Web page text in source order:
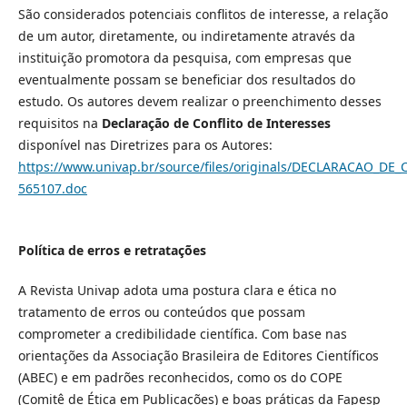
São considerados potenciais conflitos de interesse, a relação
de um autor, diretamente, ou indiretamente através da
instituição promotora da pesquisa, com empresas que
eventualmente possam se beneficiar dos resultados do
estudo. Os autores devem realizar o preenchimento desses
requisitos na Declaração de Conflito de Interesses
disponível nas Diretrizes para os Autores:
https://www.univap.br/source/files/originals/
565107.doc
Política de erros e retratações
A Revista Univap adota uma postura clara e ética no
tratamento de erros ou conteúdos que possam
comprometer a credibilidade científica. Com base nas
orientações da Associação Brasileira de Editores Científicos
(ABEC) e em padrões reconhecidos, como os do COPE
(Comitê de Ética em Publicações) e boas práticas da Fapesp